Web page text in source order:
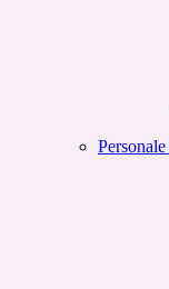
Personale